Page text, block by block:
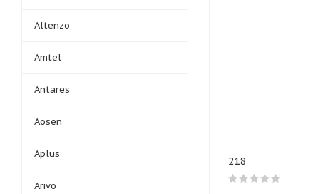
218
Altenzo
Amtel
Antares
Aosen
Aplus
Arivo